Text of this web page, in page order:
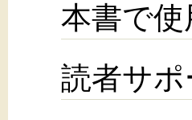
本書で
読者サ